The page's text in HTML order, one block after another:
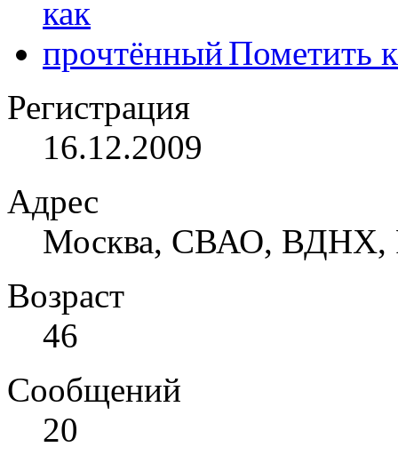
Пометить
Регистрация
16.12.2009
Адрес
Москва, СВАО, ВДНХ,
Возраст
46
Сообщений
20